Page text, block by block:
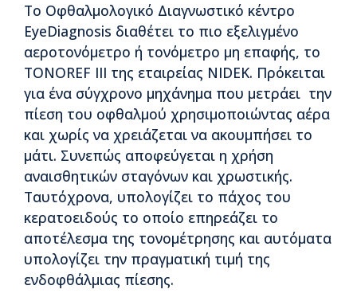
Το Οφθαλμολογικό Διαγνωστικό κέντρο
EyeDiagnosis διαθέτει το πιο εξελιγμένο
αεροτονόμετρο ή τονόμετρο μη επαφής, το
TONOREF III της εταιρείας NIDEK. Πρόκειται
για ένα σύγχρονο μηχάνημα που μετράει την
πίεση του οφθαλμού χρησιμοποιώντας αέρα
και χωρίς να χρειάζεται να ακουμπήσει το
μάτι. Συνεπώς αποφεύγεται η χρήση
αναισθητικών σταγόνων και χρωστικής.
Ταυτόχρονα, υπολογίζει το πάχος του
κερατοειδούς το οποίο επηρεάζει το
αποτέλεσμα της τονομέτρησης και αυτόματα
υπολογίζει την πραγματική τιμή της
ενδοφθάλμιας πίεσης.